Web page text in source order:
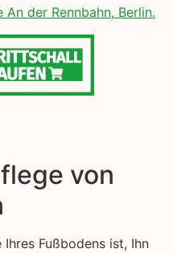
der Rennbahn, Berlin.
von
Fußbodens ist, Ihn